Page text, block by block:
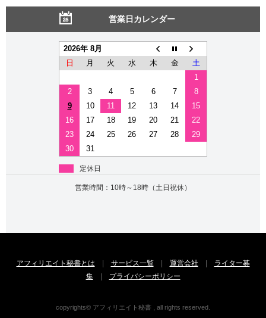
営業日カレンダー
2026年 8月
日
月 火 水 木 金
土
1
2
3 4 5 6 7
8
9
10 11 12 13 14
15
16
17 18 19 20 21
22
23
24 25 26 27 28
29
30
31
定休日
営業時間：10時～18時（土日祝休）
アフィリエイト秘書とは | サービス一覧| 運営会社 |
ライター募
集| プライバシーポリシー
copyrights© アフィリエイト秘書 , all rights reserved.